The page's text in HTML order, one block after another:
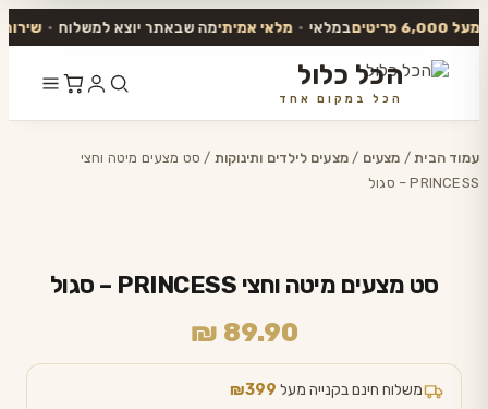
פריטים במלאי • מלאי אמיתימה שבאתר יוצא למשלוח • שירות
הכל כלול
הכל במקום אחד
לתוכן
עמוד הבית/ מצעים /מצעים לילדים ותינוקות / סט מצעים מיטה וחצי
PRINCESS – סגול
סט מצעים מיטה וחצי PRINCESS – סגול
₪ 89.90
משלוח חינם בקנייה מעל ₪399